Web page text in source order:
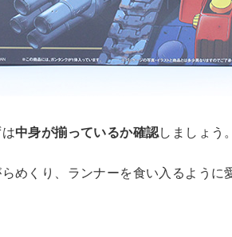
中身が揃っているか確認しましょう。
めくり、ランナーを食い入るように